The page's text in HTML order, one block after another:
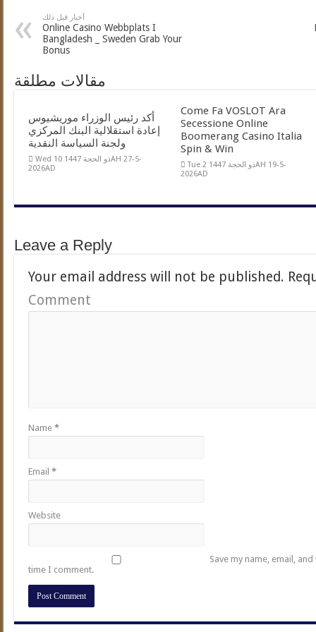
أخبار قبل ذلك
Online Casino Webbplats I
Bangladesh _ Sweden Grab Your
Bonus
مقالات مطلقة
أكد رئيس الوزراء موريشيوس
إعادة استقلالية البنك المركزي
ولجنة السياسة النقدية
Wed 10 ذو الحجة 1447AH 27-5-
2026AD
Come Fa VOSLOT Ara
Secessione Online
Boomerang Casino Italia
Spin & Win
Tue 2 ذو الحجة 1447AH 19-5-
2026AD
Leave a Reply
Your email address will not be published.
Comment
Name*
Email*
Website
Save my name, email,
time I comment.